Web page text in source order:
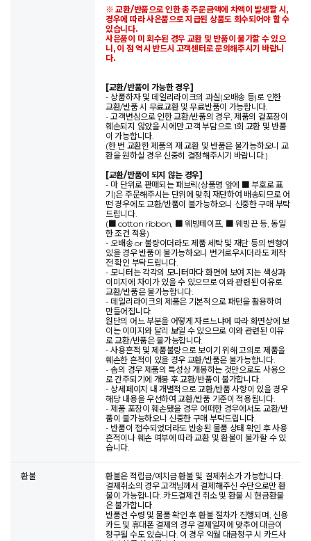
※ 교환/반품으로 인한 총 주문금액에 차액이 발생할 시,
경우에 따라 사은품으로 지급된 상품도 회수되어야 할 수
있습니다.
사은품이 미 회수된 경우 교환 및 반품이 불가할 수 있으
니, 이 점 역시 반드시 고객센터로 문의해주시기 바랍니
다.
[교환/반품이 가능한 경우]
- 상품하자 및 데일리라이크의 과실(오배송 등)로 인한
교환/반품 시 무료교환 및 무료반품이 가능합니다.
- 고객변심으로 인한 교환/반품의 경우, 제품의 겉포장이
훼손되지 않았을 시에만 고객 부담으로 1회 교환 및 반품
이 가능합니다.
(한 번 교환한 제품의 재 교환 및 반품은 불가능하오니 교
환을 원하실 경우 신중히 결정해주시기 바랍니다.)
[교환/반품이 되지 않는 경우]
- 마 단위로 판매되는 패브릭(상품명 앞에 ■ 부호로 표
기)은 주문해주시는 단위에 맞춰 재단하여 배송되므로 어
떤 경우에도 교환/반품이 불가능하오니 신중한 구매 부탁
드립니다.
(■ cotton ribbon, ■ 웨빙테이프, ■ 웨빙끈 등, 동일
한 조건 적용)
- 오배송 or 불량이더라도 제품 세탁 및 재단 등의 변형이
있을 경우 반품이 불가능하오니 번거로우시더라도 제작
전 확인 부탁드립니다.
- 모니터는 각각의 모니터마다 화면에 보여 지는 색상과
이미지에 차이가 있을 수 있으므로 이와 관련된 이유로
교환/반품은 불가능합니다.
- 데일리라이크의 제품은 기본적으로 패턴을 활용하여
만들어집니다.
원단의 어느 부분을 어떻게 자르느냐에 따라 화면상에 보
이는 이미지와 달리 보일 수 있으므로 이와 관련된 이유
로 교환/반품은 불가능합니다.
- 사용흔적 및 제품불량으로 보이기 위해 고의로 제품을
훼손한 흔적이 있을 경우 교환/반품은 불가능합니다.
- 솜의 경우 제품의 특성상 개봉하는 것만으로도 사용으
로 간주되기에 개봉 후 교환/반품이 불가합니다.
- 상세페이지 내 개별적으로 교환/반품 사항이 있을 경우
해당 내용을 우선하여 교환/반품 기준이 적용됩니다.
- 제품 포장이 훼손됐을 경우 어떠한 경우에서도 교환/반
품이 불가능하오니 신중한 구매 부탁드립니다.
- 반품이 접수되었더라도 반송된 물품 상태 확인 후 사용
흔적이나 훼손 여부에 따라 교환 및 환불이 불가할 수 있
습니다.
환불
환불은 적립금/예치금 환불 및 결제취소가 가능합니다.
결제취소의 경우 고객님께서 결제해주신 수단으로만 환
불이 가능합니다. 카드결제건 취소 및 환불 시 현금환불
은 불가합니다.
반품건 수령 및 물품 확인 후 환불 절차가 진행되며, 신용
카드 및 휴대폰 결제의 경우 결제일자에 맞추어 대금이
청구될 수도 있습니다. 이 경우 익월 대금청구 시 카드사